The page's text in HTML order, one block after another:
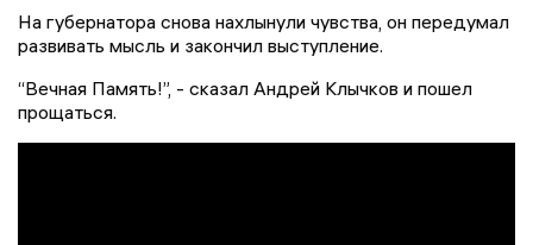
На губернатора снова нахлынули чувства, он передумал
развивать мысль и закончил выступление.
“Вечная Память!”, - сказал Андрей Клычков и пошел
прощаться.